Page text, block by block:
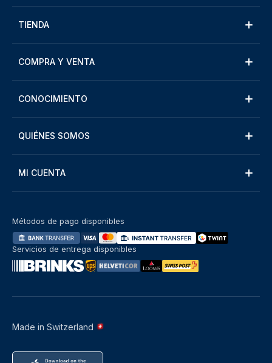
TIENDA
COMPRA Y VENTA
CONOCIMIENTO
QUIÉNES SOMOS
MI CUENTA
Made in Switzerland
Métodos de pago disponibles
Servicios de entrega disponibles